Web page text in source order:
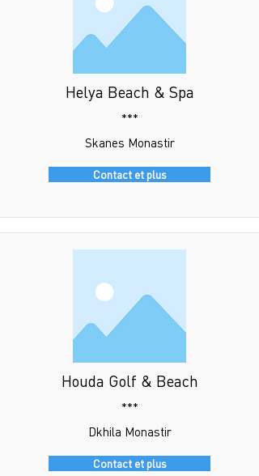
Helya Beach & Spa
***
Skanes Monastir
Contact et plus
Houda Golf & Beach
***
Dkhila Monastir
Contact et plus